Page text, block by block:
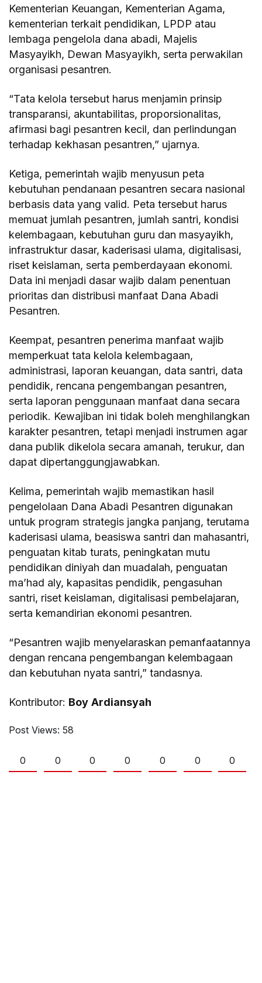
Kementerian Keuangan, Kementerian Agama,
kementerian terkait pendidikan, LPDP atau
lembaga pengelola dana abadi, Majelis
Masyayikh, Dewan Masyayikh, serta perwakilan
organisasi pesantren.
“Tata kelola tersebut harus menjamin prinsip
transparansi, akuntabilitas, proporsionalitas,
afirmasi bagi pesantren kecil, dan perlindungan
terhadap kekhasan pesantren,” ujarnya.
Ketiga, pemerintah wajib menyusun peta
kebutuhan pendanaan pesantren secara nasional
berbasis data yang valid. Peta tersebut harus
memuat jumlah pesantren, jumlah santri, kondisi
kelembagaan, kebutuhan guru dan masyayikh,
infrastruktur dasar, kaderisasi ulama, digitalisasi,
riset keislaman, serta pemberdayaan ekonomi.
Data ini menjadi dasar wajib dalam penentuan
prioritas dan distribusi manfaat Dana Abadi
Pesantren.
Keempat, pesantren penerima manfaat wajib
memperkuat tata kelola kelembagaan,
administrasi, laporan keuangan, data santri, data
pendidik, rencana pengembangan pesantren,
serta laporan penggunaan manfaat dana secara
periodik. Kewajiban ini tidak boleh menghilangkan
karakter pesantren, tetapi menjadi instrumen agar
dana publik dikelola secara amanah, terukur, dan
dapat dipertanggungjawabkan.
Kelima, pemerintah wajib memastikan hasil
pengelolaan Dana Abadi Pesantren digunakan
untuk program strategis jangka panjang, terutama
kaderisasi ulama, beasiswa santri dan mahasantri,
penguatan kitab turats, peningkatan mutu
pendidikan diniyah dan muadalah, penguatan
ma’had aly, kapasitas pendidik, pengasuhan
santri, riset keislaman, digitalisasi pembelajaran,
serta kemandirian ekonomi pesantren.
“Pesantren wajib menyelaraskan pemanfaatannya
dengan rencana pengembangan kelembagaan
dan kebutuhan nyata santri,” tandasnya.
Kontributor: Boy Ardiansyah
Post Views: 58
0 0 0 0 0 0 0